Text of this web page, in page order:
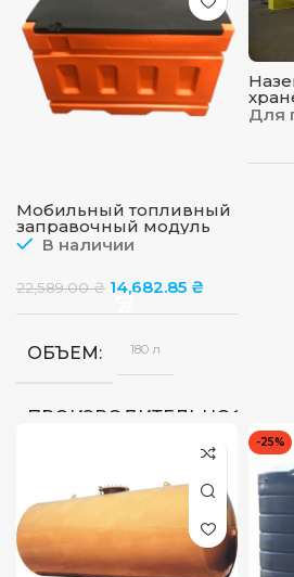
Мобильный топливный
заправочный модуль
для ДТ на 180 л, 12в, 45 л/
В наличии
22,589.00₴ 14,682.85 ₴
ОБЪЕМ 180 л
ПРОИЗВОДИТЕЛЬНОСТЬ
ТИП ПИСТОЛЕТА
ДЛИНА ШЛАНГА, М
Для
-25%